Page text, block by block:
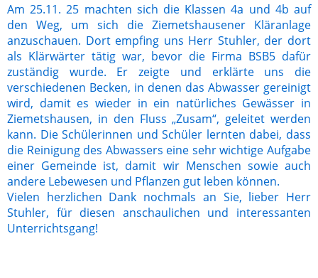
Am 25.11. 25 machten sich die Klassen 4a und 4b auf
den Weg, um sich die Ziemetshausener Kläranlage
anzuschauen. Dort empfing uns Herr Stuhler, der dort
als Klärwärter tätig war, bevor die Firma BSB5 dafür
zuständig wurde. Er zeigte und erklärte uns die
verschiedenen Becken, in denen das Abwasser gereinigt
wird, damit es wieder in ein natürliches Gewässer in
Ziemetshausen, in den Fluss „Zusam“, geleitet werden
kann. Die Schülerinnen und Schüler lernten dabei, dass
die Reinigung des Abwassers eine sehr wichtige Aufgabe
einer Gemeinde ist, damit wir Menschen sowie auch
andere Lebewesen und Pflanzen gut leben können.
Vielen herzlichen Dank nochmals an Sie, lieber Herr
Stuhler, für diesen anschaulichen und interessanten
Unterrichtsgang!